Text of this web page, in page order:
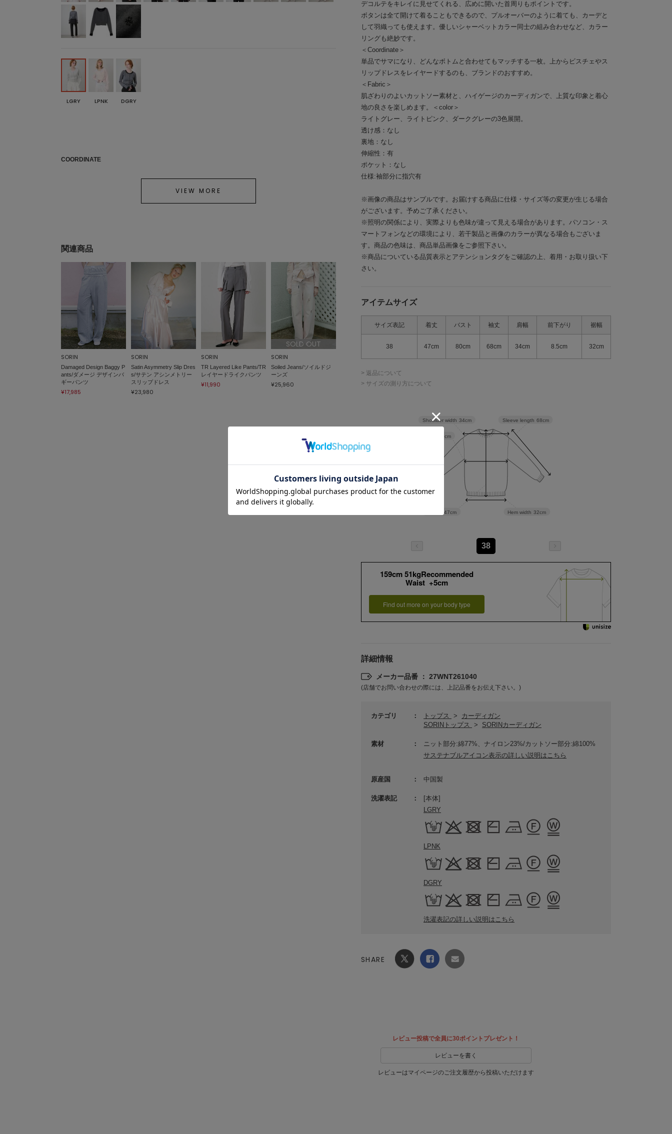
デコルテをキレイに見せてくれる、広めに開いた首周りもポイントです。
ボタンは全て開けて着ることもできるので、プルオーバーのように着ても、カーデと
して羽織っても使えます。優しいシャーベットカラー同士の組み合わせなど、カラー
リングも絶妙です。
＜Coordinate＞
単品でサマになり、どんなボトムと合わせてもマッチする一枚。上からビスチェやス
リップドレスをレイヤードするのも、ブランドのおすすめ。
＜Fabric＞
肌ざわりのよいカットソー素材と、ハイゲージのカーディガンで、上質な印象と着心
地の良さを楽しめます。＜color＞
ライトグレー、ライトピンク、ダークグレーの3色展開。
透け感：なし
裏地：なし
伸縮性：有
ポケット：なし
仕様:袖部分に指穴有
※画像の商品はサンプルです。お届けする商品に仕様・サイズ等の変更が生じる場合
がございます。予めご了承ください。
※照明の関係により、実際よりも色味が違って見える場合があります。パソコン・ス
マートフォンなどの環境により、若干製品と画像のカラーが異なる場合もございま
す。商品の色味は、商品単品画像をご参照下さい。
※商品についている品質表示とアテンションタグをご確認の上、着用・お取り扱い下
さい。
アイテムサイズ
サイズ表記 着丈 バスト 袖丈 肩幅 前下がり 裾幅
38 47cm 80cm 68cm 34cm 8.5cm 32cm
> 返品について
> サイズの測り方について
Hem width 32cm
Sleeve length 68cm
47cm
40cm
Shoulder width 34cm
38
159cm 51kgRecommended
Waist +5cm
Find out more on your body type
詳細情報
メーカー品番 ： 27WNT261040
(店舗でお問い合わせの際には、上記品番をお伝え下さい。)
カテゴリ トップス >
カーディガン
SORINトップス
> SORINカーディガン
素材
ニット部分:綿77%、ナイロン23%/カットソー部分:綿100%
サステナブルアイコン表示の詳しい説明はこちら
原産国 中国製
洗濯表記
[本体]
LGRY
LPNK
DGRY
洗濯表記の詳しい説明はこちら
SHARE
LGRY LPNK DGRY
COORDINATE
VIEW MORE
関連商品
SORIN
Damaged Design Baggy P
ants/ダメージ デザインバ
ギーパンツ
¥17,985
SORIN
Satin Asymmetry Slip Dres
s/サテン アシンメトリー
スリップドレス
¥23,980
SORIN
TR Layered Like Pants/TR
レイヤードライクパンツ
¥11,990
SOLD OUT
SORIN
Soiled Jeans/ソイルドジ
ーンズ
¥25,960
レビュー投稿で全員に30ポイントプレゼント！
レビューを書く
レビューはマイページのご注文履歴から投稿いただけます